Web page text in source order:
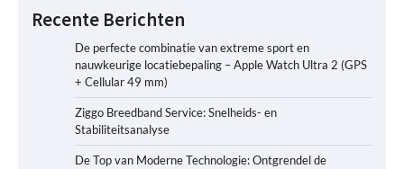
Recente Berichten
De perfecte combinatie van extreme sport en
nauwkeurige locatiebepaling – Apple Watch Ultra 2 (GPS
+ Cellular 49 mm)
Ziggo Breedband Service: Snelheids- en
Stabiliteitsanalyse
De Top van Moderne Technologie: Ontgrendel de